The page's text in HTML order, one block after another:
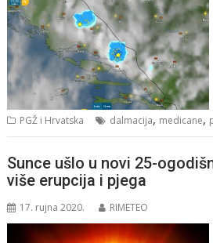
PGŽ i Hrvatska dalmacija, medicane,
Sunce ušlo u novi 25-
više erupcija i pjega
17. rujna 2020. RIMETEO